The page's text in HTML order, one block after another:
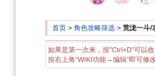
首页 > 角色攻略筛选 > 荒泷一斗/
如果是第一次来，按"Ctrl+D"可以
按右上角“WIKI功能→编辑”即可修